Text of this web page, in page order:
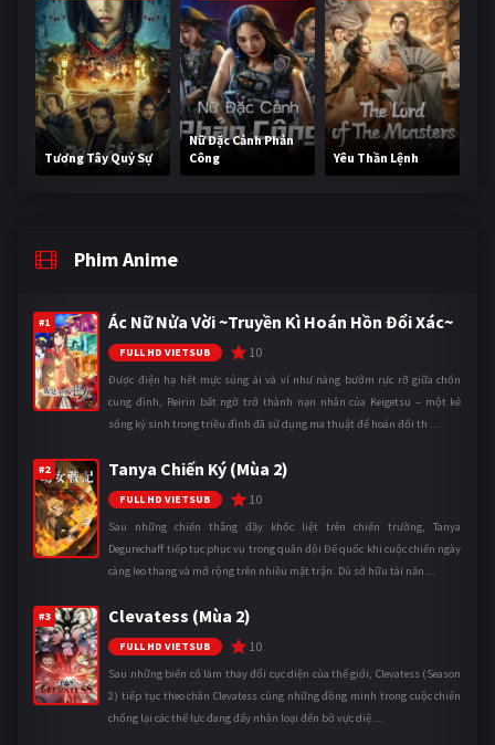
Tương Tây Quỷ Sự
Nữ Đặc Cảnh Phản
Công
Yêu Thần Lệnh
Phim Anime
#1 Ác Nữ Nửa Vời ~Truyền Kì Hoán Hồn Đổi Xác~
FULL HD VIETSUB 10
Được điện hạ hết mực sủng ái và ví như nàng bướm rực rỡ giữa chốn
cung đình, Reirin bất ngờ trở thành nạn nhân của Keigetsu – một kẻ
sống ký sinh trong triều đình đã sử dụng ma thuật để hoán đổi th ...
#2 Tanya Chiến Ký (Mùa 2)
FULL HD VIETSUB 10
Sau những chiến thắng đầy khốc liệt trên chiến trường, Tanya
Degurechaff tiếp tục phục vụ trong quân đội Đế quốc khi cuộc chiến ngày
càng leo thang và mở rộng trên nhiều mặt trận. Dù sở hữu tài năn ...
#3 Clevatess (Mùa 2)
FULL HD VIETSUB 10
Sau những biến cố làm thay đổi cục diện của thế giới, Clevatess (Season
2) tiếp tục theo chân Clevatess cùng những đồng minh trong cuộc chiến
chống lại các thế lực đang đẩy nhân loại đến bờ vực diệ ...